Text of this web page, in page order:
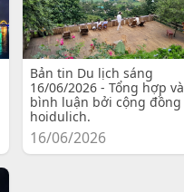
Bản tin Du lịch sáng
16/06/2026 - Tổng hợp và
bình luận bởi cộng đồng
hoidulich.
16/06/2026